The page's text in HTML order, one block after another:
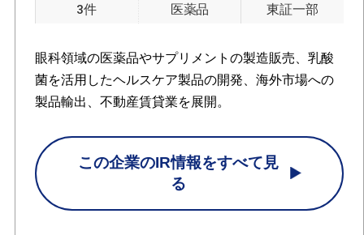
3件 医薬品 東証一部
眼科領域の医薬品やサプリメントの製造販売、乳酸
菌を活用したヘルスケア製品の開発、海外市場への
製品輸出、不動産賃貸業を展開。
この企業のIR情報をすべて見
る